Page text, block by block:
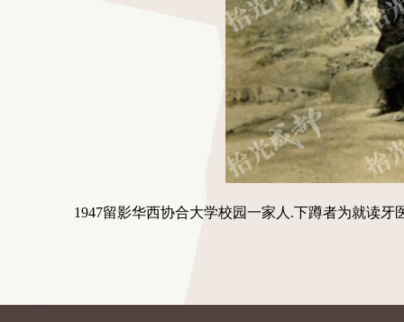
1947留影华西协合大学校园一家人.下蹲者为就读